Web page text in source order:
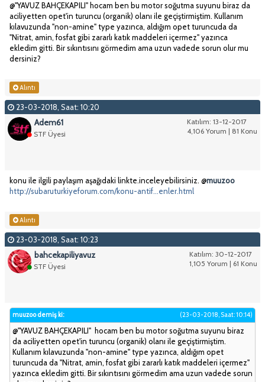
@"YAVUZ BAHÇEKAPILI" hocam ben bu motor soğutma suyunu biraz da
aciliyetten opet'in turuncu (organik) olanı ile geçiştirmiştim. Kullanım
kılavuzunda "non-amine" type yazınca, aldığım opet turuncuda da
"Nitrat, amin, fosfat gibi zararlı katık maddeleri içermez" yazınca
ekledim gitti. Bir sıkıntısını görmedim ama uzun vadede sorun olur mu
dersiniz?
Alıntı
23-03-2018, Saat: 10:20
Katılım: 13-12-2017
4,106 Yorum | 81 Konu
Adem61
STF Üyesi
konu ile ilgili paylaşım aşağıdaki linkte.inceleyebilirsiniz. @muuzoo
http://subaruturkiyeforum.com/konu-antif...enler.html
Alıntı
23-03-2018, Saat: 10:23
Katılım: 30-12-2017
1,105 Yorum | 61 Konu
bahcekapiliyavuz
STF Üyesi
(23-03-2018, Saat: 10:14)
muuzoo demiş ki:
@"YAVUZ BAHÇEKAPILI" hocam ben bu motor soğutma suyunu biraz
da aciliyetten opet'in turuncu (organik) olanı ile geçiştirmiştim.
Kullanım kılavuzunda "non-amine" type yazınca, aldığım opet
turuncuda da "Nitrat, amin, fosfat gibi zararlı katık maddeleri içermez"
yazınca ekledim gitti. Bir sıkıntısını görmedim ama uzun vadede sorun